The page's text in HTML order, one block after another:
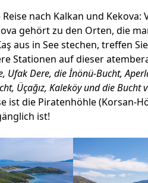
nach Kalkan und Kekova:
gehört zu den Orten, die
aus in See stechen, treffen
Stationen auf dieser
Ufak Dere, die İnönü-Bucht,
Üçağız, Kaleköyund die Bucht
ist die Piratenhöhle (Korsan-
ist!